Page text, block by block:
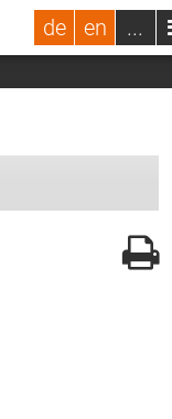
de en ...